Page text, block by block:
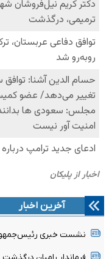
آخرین اخبار
نشست خبری رئیس‌جمهور